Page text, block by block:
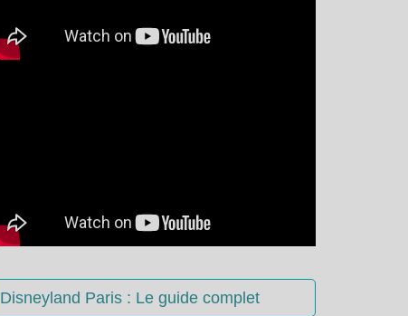
Disneyland Paris : Le guide complet